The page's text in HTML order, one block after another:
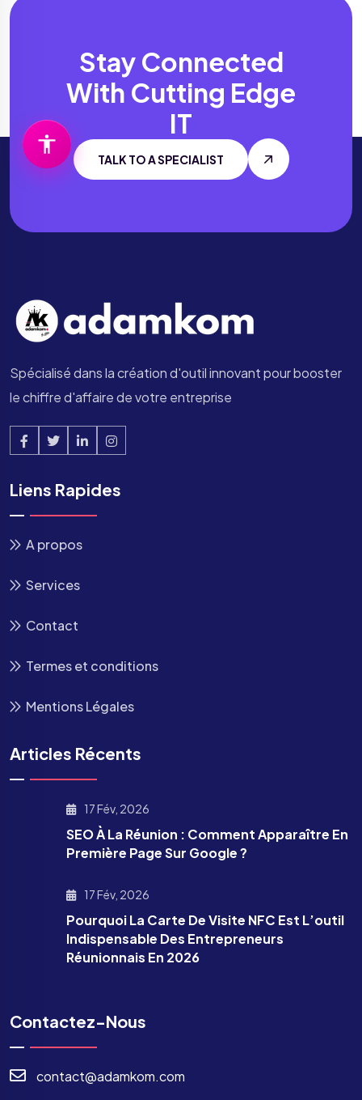
Stay Connected
With Cutting Edge
IT
TALK TO A SPECIALIST
Spécialisé dans la création d'outil innovant pour booster
le chiffre d'affaire de votre entreprise
Liens Rapides
A propos
Services
Contact
Termes et conditions
Mentions Légales
Articles Récents
17 Fév, 2026
SEO À La Réunion : Comment Apparaître En
Première Page Sur Google ?
17 Fév, 2026
Pourquoi La Carte De Visite NFC Est L’outil
Indispensable Des Entrepreneurs
Réunionnais En 2026
Contactez-Nous
contact@adamkom.com